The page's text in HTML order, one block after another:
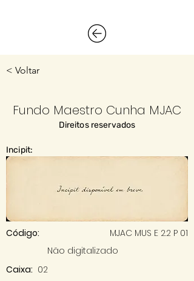
< Voltar
Fundo Maestro Cunha MJAC
Direitos reservados
Incipit:
Código:
MJAC MUS E 2.2 P 01
Não digitalizado
Caixa: 02